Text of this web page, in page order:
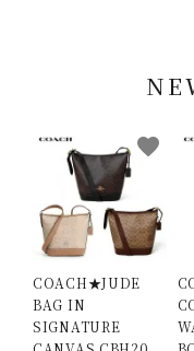
COACH★JUDE
BAG IN
SIGNATURE
favorite